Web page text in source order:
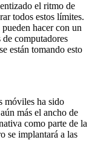
el ritmo de
todos estos límites.
hacer con un
computadores
están tomando esto
móviles ha sido
más el ancho de
como parte de la
se implantará a las